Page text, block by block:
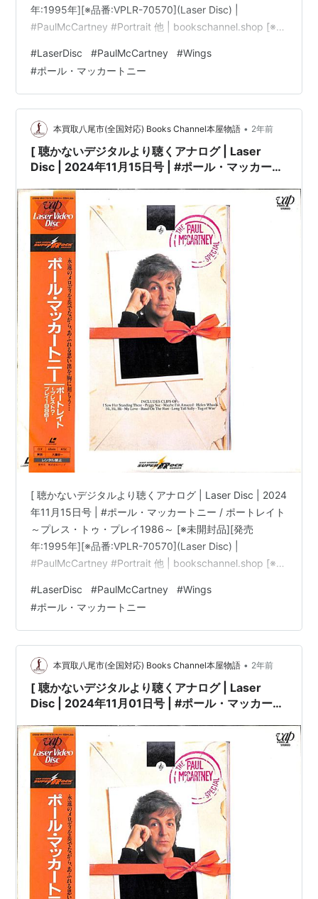
年:1995年][※品番:VPLR-70570](Laser Disc) |
#PaulMcCartney #Portrait 他 | bookschannel.shop [※重
重要|必ずご確認下さい。]こちらの商品規格はLaser Disc
です。[※注意]DVD/Blu-ray Disc/LPレコードではござい
ません。][※未開封品で…
#LaserDisc #PaulMcCartney #Wings
#ポール・マッカートニー
本買取八尾市(全国対応) Books Channel本屋物語 • 2年前
[ 聴かないデジタルより聴くアナログ | Laser
Disc | 2024年11月15日号 | #ポール・マッカート
～ [※未開封品][発売年:1995年][※品番:VPLR-
70570](Laser Disc) | #PaulMcCartney
#Portrait 他 |
[ 聴かないデジタルより聴くアナログ | Laser Disc | 2024
年11月15日号 | #ポール・マッカートニー / ポートレイト
～プレス・トゥ・プレイ1986～ [※未開封品][発売
年:1995年][※品番:VPLR-70570](Laser Disc) |
#PaulMcCartney #Portrait 他 | bookschannel.shop [※重
重要|必ずご確認下さい。]こちらの商品規格はLaser Disc
です。[※注意]DVD/Blu-ray Disc/LPレコードではござい
ません。][※未開封品で…
#LaserDisc #PaulMcCartney #Wings
#ポール・マッカートニー
本買取八尾市(全国対応) Books Channel本屋物語 • 2年前
[ 聴かないデジタルより聴くアナログ | Laser
Disc | 2024年11月01日号 | #ポール・マッカート
～ [※未開封品][発売年:1995年][※品番:VPLR-
70570](Laser Disc) | #PaulMcCartney
#Portrait 他 |